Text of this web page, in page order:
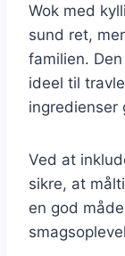
Wok med
sund ret,
familien.
ideel til
ingredienser
Ved at
sikre, at
en god